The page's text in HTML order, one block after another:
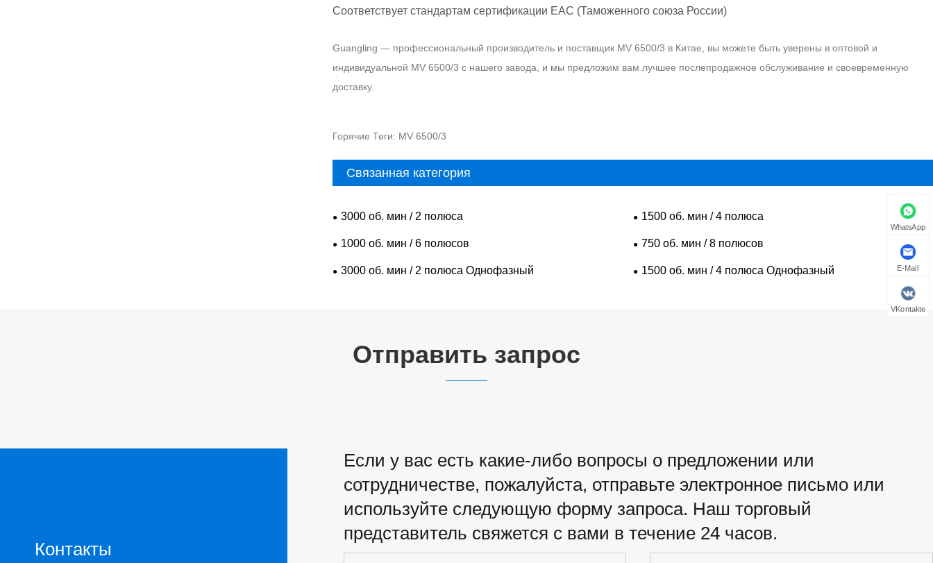
Соответствует стандартам сертификации EAC (Таможенного союза России)
Guangling — профессиональный производитель и поставщик MV 6500/3 в Китае, вы можете быть уверены в оптовой и
индивидуальной MV 6500/3 с нашего завода, и мы предложим вам лучшее послепродажное обслуживание и своевременную
доставку.
Горячие Теги: MV 6500/3
Связанная категория
3000 об. мин / 2 полюса 1500 об. мин / 4 полюса
1000 об. мин / 6 полюсов 750 об. мин / 8 полюсов
3000 об. мин / 2 полюса Однофазный 1500 об. мин / 4 полюса Однофазный
Отправить запрос
Контакты
Если у вас есть какие-либо вопросы о предложении или
сотрудничестве, пожалуйста, отправьте электронное письмо или
используйте следующую форму запроса. Наш торговый
представитель свяжется с вами в течение 24 часов.
WhatsApp
E-Mail
VKontakte